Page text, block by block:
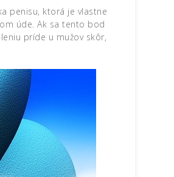
penisu, ktorá je vlastne
úde. Ak sa tento bod
príde u mužov skôr,